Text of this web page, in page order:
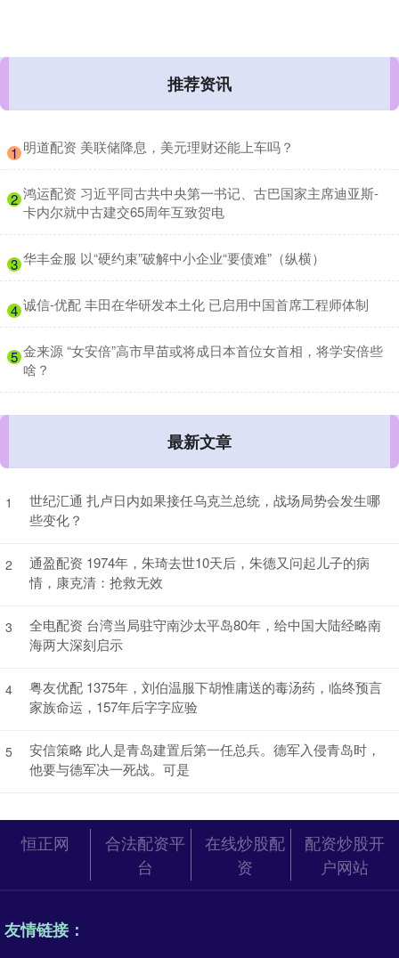
推荐资讯
1 ​明道配资 美联储降息，美元理财还能上车吗？
2 ​鸿运配资 习近平同古共中央第一书记、古巴国家主席迪亚斯-
卡内尔就中古建交65周年互致贺电
3 ​华丰金服 以“硬约束”破解中小企业“要债难”（纵横）
4 ​诚信-优配 丰田在华研发本土化 已启用中国首席工程师体制
5 ​金来源 “女安倍”高市早苗或将成日本首位女首相，将学安倍些
啥？
最新文章
1
世纪汇通 扎卢日内如果接任乌克兰总统，战场局势会发生哪
些变化？
2
通盈配资 1974年，朱琦去世10天后，朱德又问起儿子的病
情，康克清：抢救无效
3
全电配资 台湾当局驻守南沙太平岛80年，给中国大陆经略南
海两大深刻启示
4
粤友优配 1375年，刘伯温服下胡惟庸送的毒汤药，临终预言
家族命运，157年后字字应验
5
安信策略 此人是青岛建置后第一任总兵。德军入侵青岛时，
他要与德军决一死战。可是
恒正网
合法配资平
台
在线炒股配
资
配资炒股开
户网站
友情链接：